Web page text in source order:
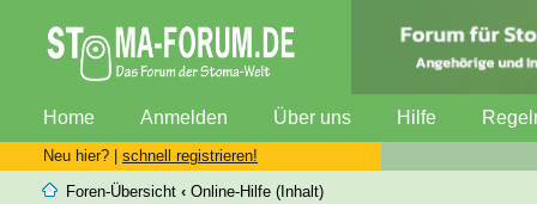
Home Anmelden Über uns Hilfe
Neu hier? | schnell registrieren!
Foren-Übersicht ‹ Online-Hilfe (Inhalt)